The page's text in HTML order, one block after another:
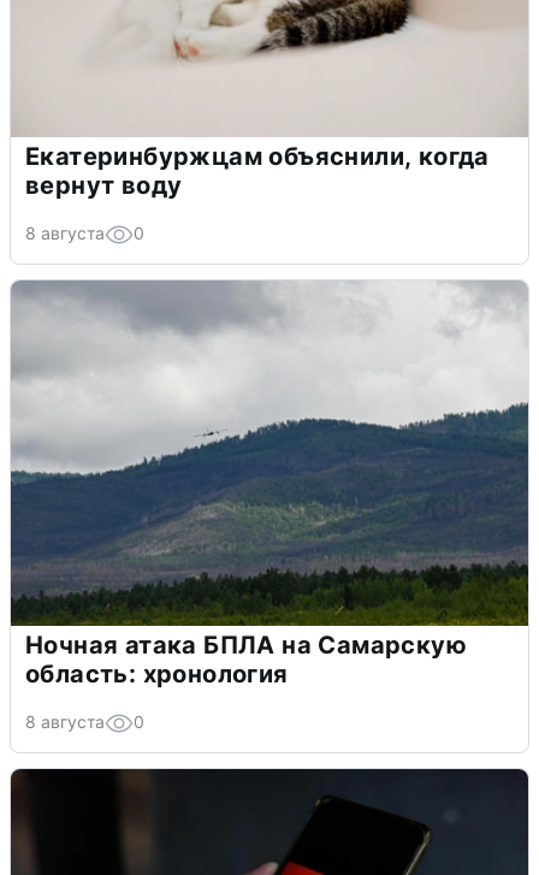
Екатеринбуржцам объяснили, когда
вернут воду
8 августа 0
Ночная атака БПЛА на Самарскую
область: хронология
8 августа 0